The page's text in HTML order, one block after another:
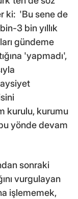
ki: 'Bu sene de
3 bin yıllık
gündeme
'yapmadı',
kurulu, kurumu
yönde devam
sonraki
vurgulayan
işlememek,